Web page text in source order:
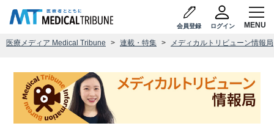
会員登録 ログイン
医療メディア Medical Tribune 連載・特集 メディカルトリビューン情報局